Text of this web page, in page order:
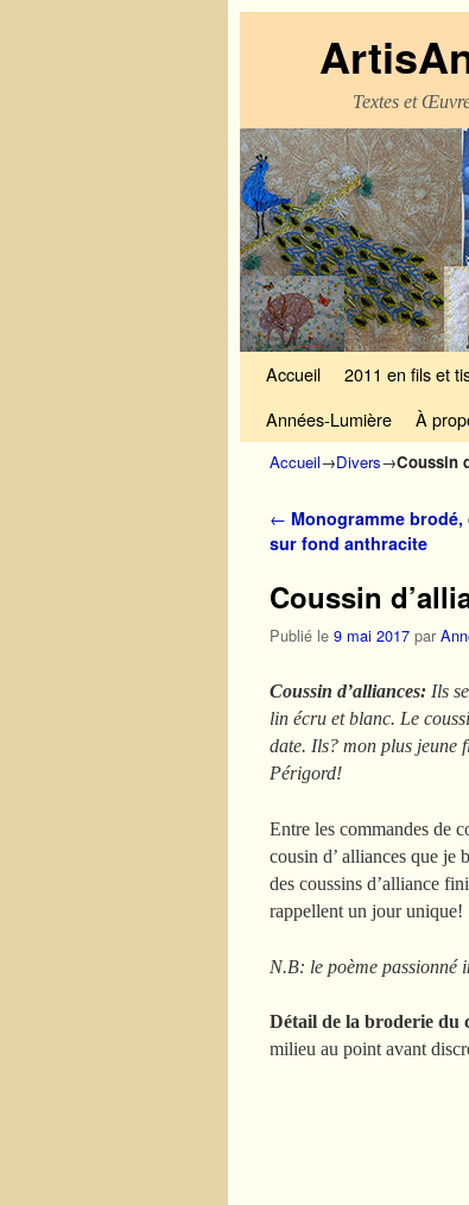
Textes et
Accueil 2011 en fils et
Années-Lumière
À
Accueil→Divers→Coussin
Navigation des
← Monogramme
sur fond anthracite
Coussin
Publié le 9 mai 2017 par
Coussin d’alliances: Ils
lin écru et blanc. Le
date. Ils? mon plus jeune
Périgord!
Entre les commandes de
cousin d’ alliances que je
des coussins d’alliance
rappellent un jour unique!
N.B: le poème passionné
Détail de la broderie du
milieu au point avant